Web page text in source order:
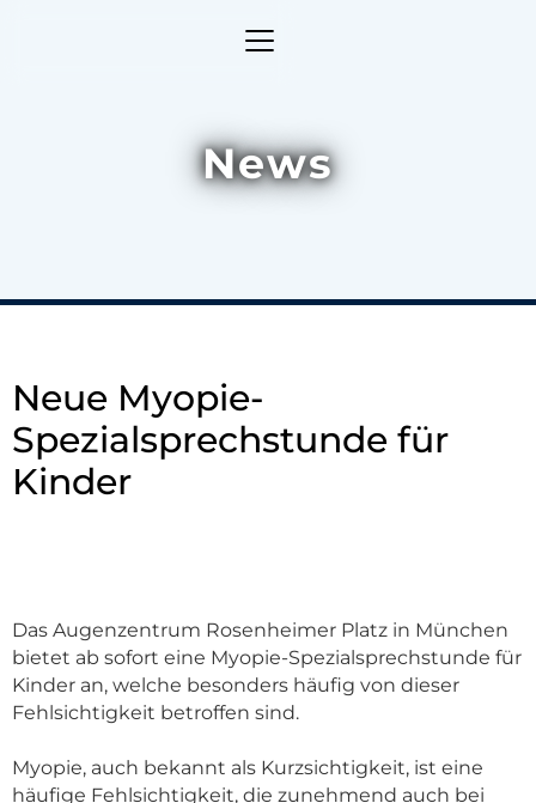
News
Neue Myopie-
Spezialsprechstunde für
Kinder
Das Augenzentrum Rosenheimer Platz in München
bietet ab sofort eine Myopie-Spezialsprechstunde für
Kinder an, welche besonders häufig von dieser
Fehlsichtigkeit betroffen sind.
Myopie, auch bekannt als Kurzsichtigkeit, ist eine
häufige Fehlsichtigkeit, die zunehmend auch bei